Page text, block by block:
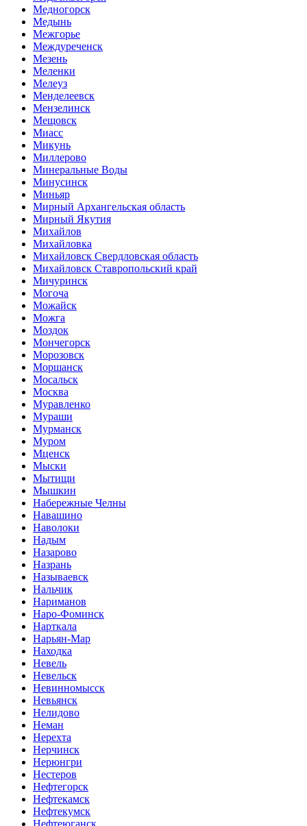
Медногорск
Медынь
Межгорье
Междуреченск
Мезень
Меленки
Мелеуз
Менделеевск
Мензелинск
Мещовск
Миасс
Микунь
Миллерово
Минеральные Воды
Минусинск
Миньяр
Мирный Архангельская область
Мирный Якутия
Михайлов
Михайловка
Михайловск Свердловская область
Михайловск Ставропольский край
Мичуринск
Могоча
Можайск
Можга
Моздок
Мончегорск
Морозовск
Моршанск
Мосальск
Москва
Муравленко
Мураши
Мурманск
Муром
Мценск
Мыски
Мытищи
Мышкин
Набережные Челны
Навашино
Наволоки
Надым
Назарово
Назрань
Называевск
Нальчик
Нариманов
Наро-Фоминск
Нарткала
Нарьян-Мар
Находка
Невель
Невельск
Невинномысск
Невьянск
Нелидово
Неман
Нерехта
Нерчинск
Нерюнгри
Нестеров
Нефтегорск
Нефтекамск
Нефтекумск
Нефтеюганск